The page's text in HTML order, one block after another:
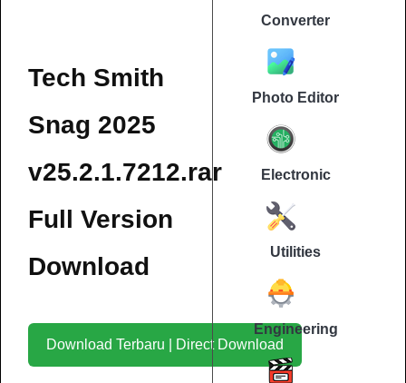
Tech Smith
Snag 2025
v25.2.1.7212.rar
Full Version
Download
Download Terbaru | Direct Download
Converter
Photo Editor
Electronic
Utilities
Engineering